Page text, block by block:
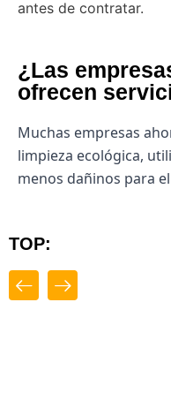
TOP:
antes de contratar.
¿Las
ofrecen
Muchas empresas
limpieza ecológica,
menos dañinos para